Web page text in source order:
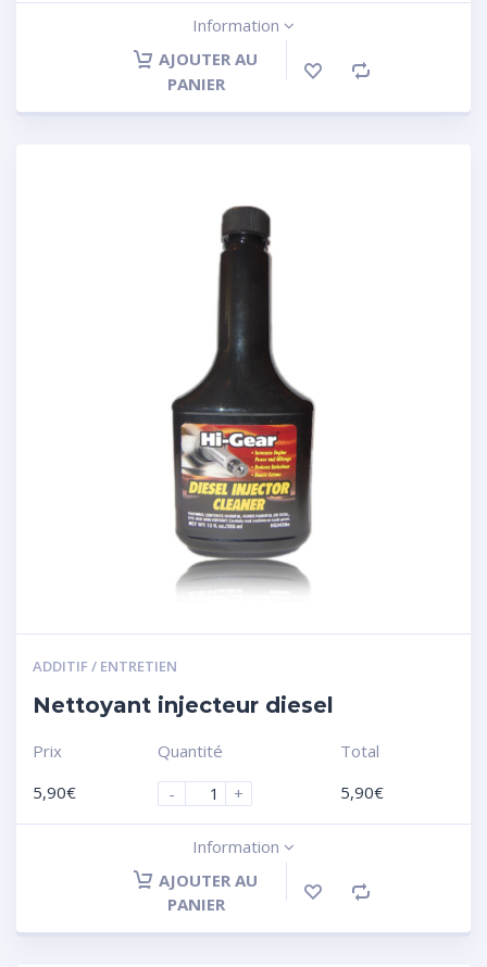
Information
AJOUTER AU
PANIER
ADDITIF / ENTRETIEN
Nettoyant injecteur diesel
Prix
5,90€
Quantité
-
+
Total
5,90€
Information
AJOUTER AU
PANIER